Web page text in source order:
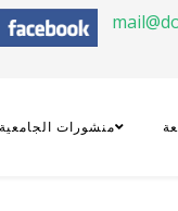
منشورات الجامعية